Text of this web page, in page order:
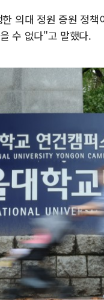
의대 정원 증원 정
수 없다"고 말했다.